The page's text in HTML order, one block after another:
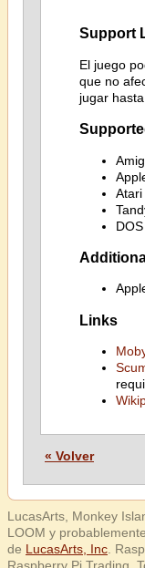
Support
El juego
que no
jugar
Atari
DOS
Links
« Volver
LucasArts, Monkey
LOOM y
de LucasArts, Inc .